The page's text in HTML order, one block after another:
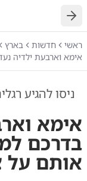
חזרה
ראשי חדשות
בארץ
אימא וארבעת ילדיה
ניסו להגיע
אימא
בדרכם
אותם על